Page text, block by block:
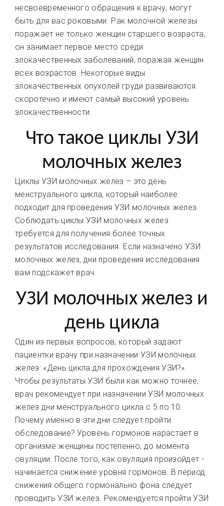
несвоевременного обращения к врачу, могут
быть для вас роковыми. Рак молочной железы
поражает не только женщин старшего возраста,
он занимает первое место среди
злокачественных заболеваний, поражая женщин
всех возрастов. Некоторые виды
злокачественных опухолей груди развиваются
скоротечно и имеют самый высокий уровень
злокачественности.
Что такое циклы УЗИ
молочных желез
Циклы УЗИ молочных желез – это день
менструального цикла, который наиболее
подходит для проведения УЗИ молочных желез.
Соблюдать циклы УЗИ молочных желез
требуется для получения более точных
результатов исследования. Если назначено УЗИ
молочных желез, дни проведения исследования
вам подскажет врач.
УЗИ молочных желез и
день цикла
Один из первых вопросов, который задают
пациентки врачу при назначении УЗИ молочных
желез: «День цикла для прохождения УЗИ?»
Чтобы результаты УЗИ были как можно точнее,
врач рекомендует при назначении УЗИ молочных
желез дни менструального цикла с 5 по 10.
Почему именно в эти дни следует пройти
обследование? Уровень гормонов нарастает в
организме женщины постепенно, до момента
овуляции. После того, как овуляция произойдет -
начинается снижение уровня гормонов. В период
снижения общего гормонально фона следует
проводить УЗИ желез. Рекомендуется пройти УЗИ